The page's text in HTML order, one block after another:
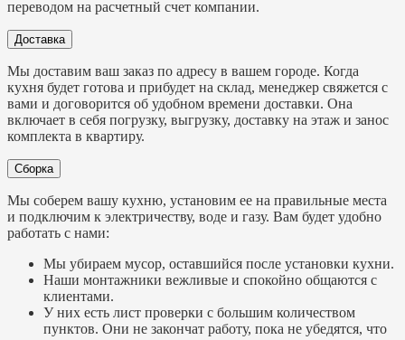
переводом на расчетный счет компании.
Доставка
Мы доставим ваш заказ по адресу в вашем городе. Когда
кухня будет готова и прибудет на склад, менеджер свяжется с
вами и договорится об удобном времени доставки. Она
включает в себя погрузку, выгрузку, доставку на этаж и занос
комплекта в квартиру.
Сборка
Мы соберем вашу кухню, установим ее на правильные места
и подключим к электричеству, воде и газу. Вам будет удобно
работать с нами:
Мы убираем мусор, оставшийся после установки кухни.
Наши монтажники вежливые и спокойно общаются с
клиентами.
У них есть лист проверки с большим количеством
пунктов. Они не закончат работу, пока не убедятся, что